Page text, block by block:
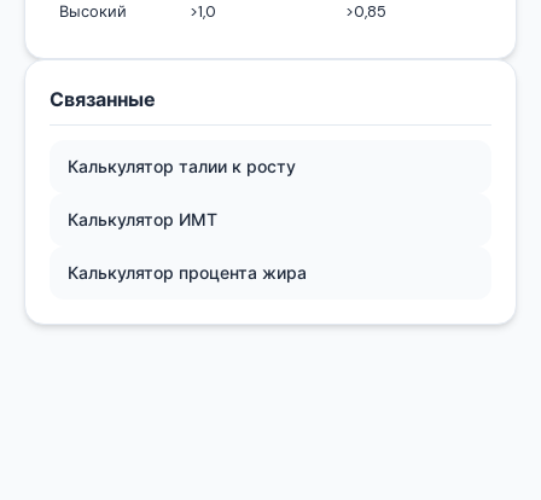
Высокий >1,0 >0,85
Связанные
Калькулятор талии к росту
Калькулятор ИМТ
Калькулятор процента жира